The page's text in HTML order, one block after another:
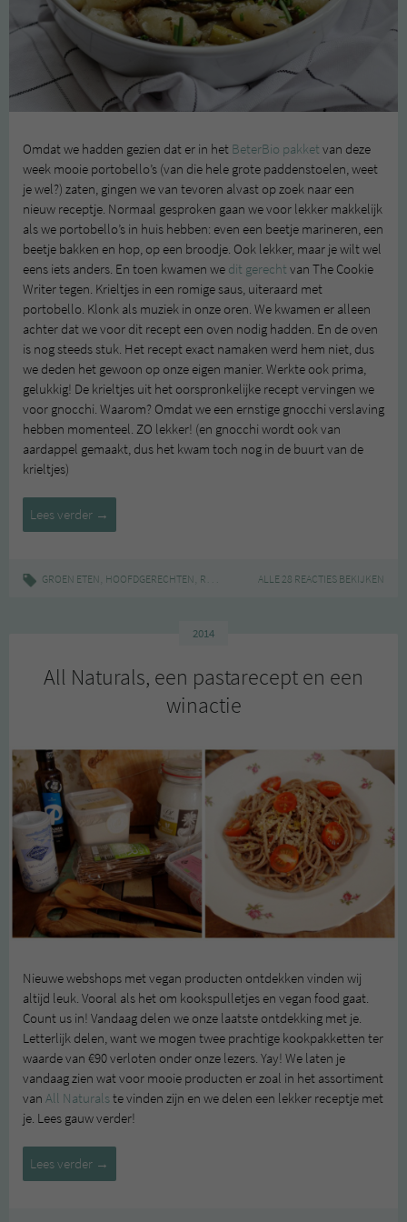
Omdat we hadden gezien dat er in het BeterBio pakket van deze
week mooie portobello’s (van die hele grote paddenstoelen, weet
je wel?) zaten, gingen we van tevoren alvast op zoek naar een
nieuw receptje. Normaal gesproken gaan we voor lekker makkelijk
als we portobello’s in huis hebben: even een beetje marineren, een
beetje bakken en hop, op een broodje. Ook lekker, maar je wilt wel
eens iets anders. En toen kwamen we dit gerecht van The Cookie
Writer tegen. Krieltjes in een romige saus, uiteraard met
portobello. Klonk als muziek in onze oren. We kwamen er alleen
achter dat we voor dit recept een oven nodig hadden. En de oven
is nog steeds stuk. Het recept exact namaken werd hem niet, dus
we deden het gewoon op onze eigen manier. Werkte ook prima,
gelukkig! De krieltjes uit het oorspronkelijke recept vervingen we
voor gnocchi. Waarom? Omdat we een ernstige gnocchi verslaving
hebben momenteel. ZO lekker! (en gnocchi wordt ook van
aardappel gemaakt, dus het kwam toch nog in de buurt van de
krieltjes)
Lees verder Portobello’s
en
in
→
GROEN ETEN, HOOFDGERECHTEN, RECEPT CHAMPIGNONS,GNOCCHI,KOKEN
ALLE 28 REACTIES BEKIJKEN
2014
All Naturals, een pastarecept en een
winactie
Nieuwe webshops met vegan producten ontdekken vinden wij
altijd leuk. Vooral als het om kookspulletjes en vegan food gaat.
Count us in! Vandaag delen we onze laatste ontdekking met je.
Letterlijk delen, want we mogen twee prachtige kookpakketten ter
waarde van €90 verloten onder onze lezers. Yay! We laten je
vandaag zien wat voor mooie producten er zoal in het assortiment
van All Naturalste vinden zijn en we delen een lekker receptje met
je. Lees gauw verder!
Lees verder All
Naturals,
→